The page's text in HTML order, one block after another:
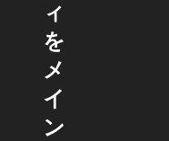
ィ
を
メ
イ
ン